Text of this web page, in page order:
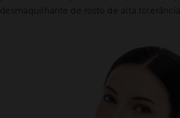
desmaquilhante de rosto de alta